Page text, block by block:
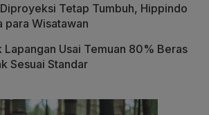
Tetap Tumbuh, Hippindo
para Wisatawan
Lapangan Usai Temuan 80% Beras
Sesuai Standar